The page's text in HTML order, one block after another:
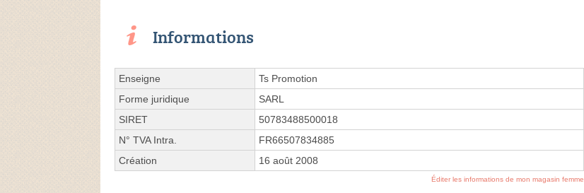
Informations
Enseigne
Ts Promotion
Forme juridique
SARL
SIRET
50783488500018
N° TVA Intra.
FR66507834885
Création
16 août 2008
Éditer les informations de mon magasin femme